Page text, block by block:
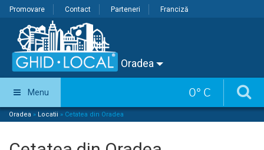
Promovare Contact Parteneri Franciză
Oradea
0° C
Menu
Oradea » Locatii » Cetatea din Oradea